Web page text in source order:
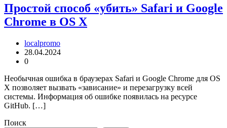
Простой способ «убить» Safari и Google
Chrome в OS X
localpromo
28.04.2024
0
Необычная ошибка в браузерах Safari и Google Chrome для OS
X позволяет вызвать «зависание» и перезагрузку всей
системы. Информация об ошибке появилась на ресурсе
GitHub. […]
Поиск